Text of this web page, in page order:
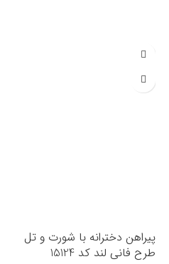
پیراهن دخترانه با شورت و تل
طرح فانی لند کد 15124